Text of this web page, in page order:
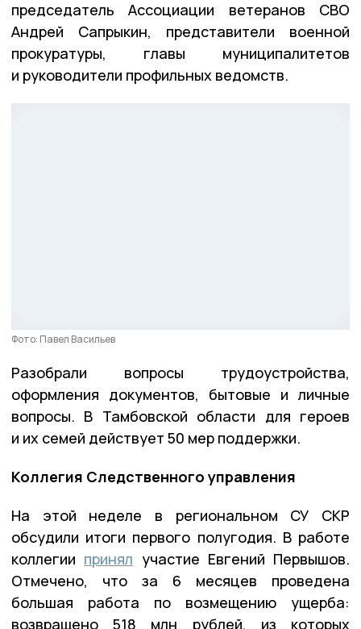
председатель Ассоциации ветеранов СВО
Андрей Сапрыкин, представители военной
прокуратуры, главы муниципалитетов
и руководители профильных ведомств.
Фото: Павел Васильев
Разобрали вопросы трудоустройства,
оформления документов, бытовые и личные
вопросы. В Тамбовской области для героев
и их семей действует 50 мер поддержки.
Коллегия Следственного управления
На этой неделе в региональном СУ СКР
обсудили итоги первого полугодия. В работе
коллегии принял участие Евгений Первышов.
Отмечено, что за 6 месяцев проведена
большая работа по возмещению ущерба:
возвращено 518 млн рублей, из которых